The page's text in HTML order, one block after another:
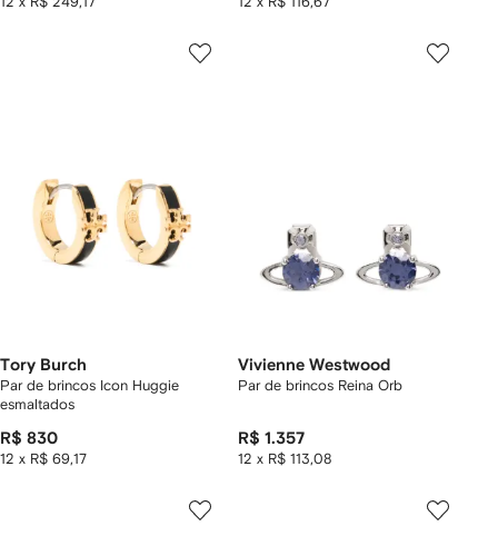
Tory Burch
Par de brincos Icon Huggie
esmaltados
R$ 830
12 x R$ 69,17
Vivienne Westwood
Par de brincos Reina Orb
R$ 1.357
12 x R$ 113,08